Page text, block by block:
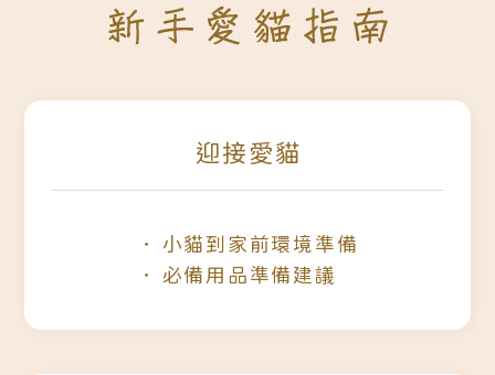
迎接愛貓
小貓到家前環境準備
必備用品準備建議